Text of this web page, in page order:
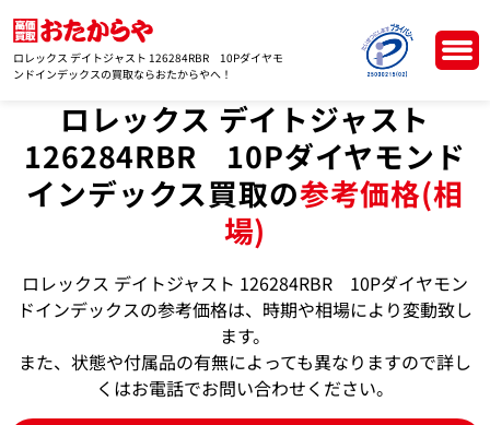
ロレックス デイトジャスト 126284RBR 10Pダイヤモ
ンドインデックスの買取ならおたからやへ！
ロレックス デイトジャスト
126284RBR 10Pダイヤモンド
インデックス買取の参考価格(相
場)
ロレックス デイトジャスト 126284RBR 10Pダイヤモン
ドインデックスの参考価格は、時期や相場により変動致し
ます。
また、状態や付属品の有無によっても異なりますので詳し
くはお電話でお問い合わせください。